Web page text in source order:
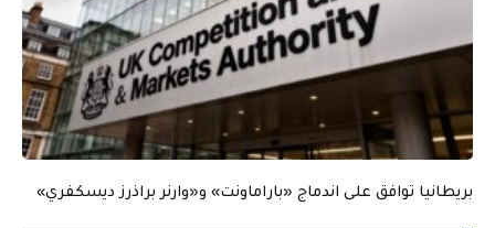
بريطانيا توافق على اندماج «باراماونت» و«وارنر براذرز ديسكفري»